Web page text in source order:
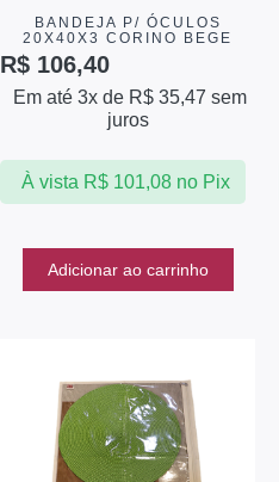
BANDEJA P/ ÓCULOS
20X40X3 CORINO BEGE
R$ 106,40
Em até 3x de R$ 35,47 sem
juros
À vista R$101,08 no Pix
Adicionar ao carrinho